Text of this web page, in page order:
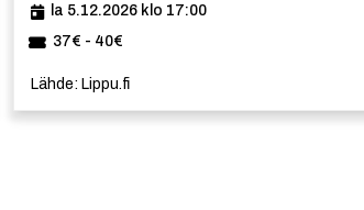
la 5.12.2026 klo 17:00
37€ - 40€
Lähde: Lippu.fi